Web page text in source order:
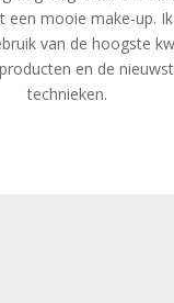
een mooie make-up.
van de hoogste
en de
technieken.